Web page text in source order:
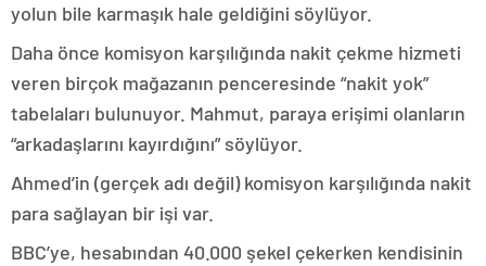
yolun bile karmaşık hale geldiğini söylüyor.
Daha önce komisyon karşılığında nakit çekme hizmeti
veren birçok mağazanın penceresinde “nakit yok”
tabelaları bulunuyor. Mahmut, paraya erişimi olanların
“arkadaşlarını kayırdığını” söylüyor.
Ahmed’in (gerçek adı değil) komisyon karşılığında nakit
para sağlayan bir işi var.
BBC’ye, hesabından 40.000 şekel çekerken kendisinin